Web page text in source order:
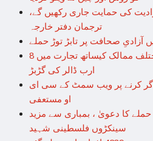
کی حمایت جاری رکھیں گے،
ترجمان دفتر خارجہ
آزادیِ صحافت پر تابڑ توڑ حملے
پاکستان کی چین سمیت مختلف ممالک کیساتھ تجارت میں 8
ارب ڈالر کی گڑبڑ
کرنے پر ویب سمٹ کے سی ای
او مستعفی
حملے کا دعویٰ ، بمباری سے مزید
سینکڑوں فلسطینی شہید